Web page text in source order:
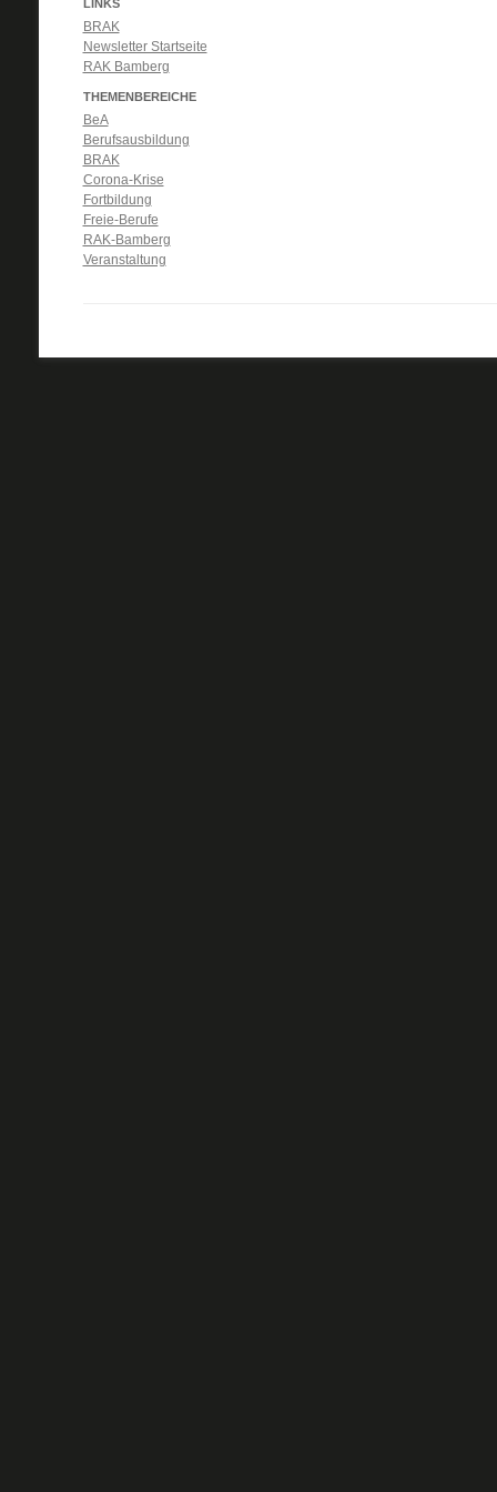
LINKS
BRAK
Newsletter Startseite
RAK Bamberg
THEMENBEREICHE
BeA
Berufsausbildung
BRAK
Corona-Krise
Fortbildung
Freie-Berufe
RAK-Bamberg
Veranstaltung